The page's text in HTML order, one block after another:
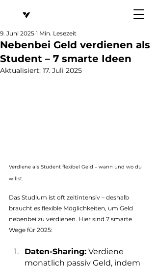
Nebenbei Geld verdienen als
Student – 7 smarte Ideen
9. Juni 2025 1 Min. Lesezeit
Aktualisiert: 17. Juli 2025
Verdiene als Student flexibel Geld – wann und wo du
willst.
Das Studium ist oft zeitintensiv – deshalb
braucht es flexible Möglichkeiten, um Geld
nebenbei zu verdienen. Hier sind 7 smarte
Wege für 2025:
Daten-Sharing: Verdiene
monatlich passiv Geld, indem